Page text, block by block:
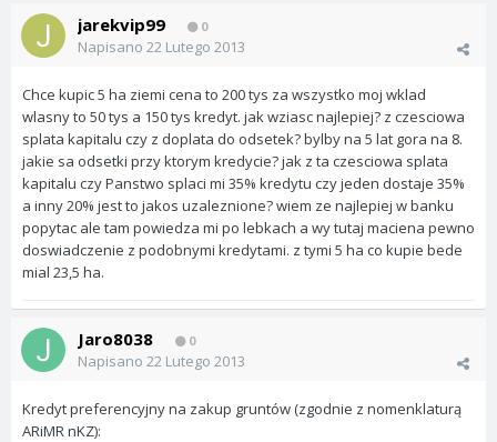
jarekvip99 0
Napisano 22 Lutego 2013
Chce kupic 5 ha ziemi cena to 200 tys za wszystko moj wklad
wlasny to 50 tys a 150 tys kredyt. jak wziasc najlepiej? z czesciowa
splata kapitalu czy z doplata do odsetek? bylby na 5 lat gora na 8.
jakie sa odsetki przy ktorym kredycie? jak z ta czesciowa splata
kapitalu czy Panstwo splaci mi 35% kredytu czy jeden dostaje 35%
a inny 20% jest to jakos uzaleznione? wiem ze najlepiej w banku
popytac ale tam powiedza mi po lebkach a wy tutaj maciena pewno
doswiadczenie z podobnymi kredytami. z tymi 5 ha co kupie bede
mial 23,5 ha.
Jaro8038 0
Napisano 22 Lutego 2013
Kredyt preferencyjny na zakup gruntów (zgodnie z nomenklaturą
ARiMR nKZ):